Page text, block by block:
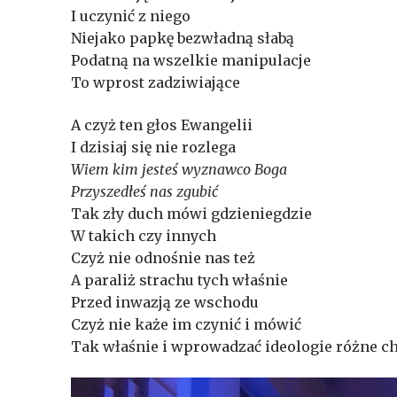
I uczynić z niego
Niejako papkę bezwładną słabą
Podatną na wszelkie manipulacje
To wprost zadziwiające
A czyż ten głos Ewangelii
I dzisiaj się nie rozlega
Wiem kim jesteś wyznawco Boga
Przyszedłeś nas zgubić
Tak zły duch mówi gdzieniegdzie
W takich czy innych
Czyż nie odnośnie nas też
A paraliż strachu tych właśnie
Przed inwazją ze wschodu
Czyż nie każe im czynić i mówić
Tak właśnie i wprowadzać ideologie różne